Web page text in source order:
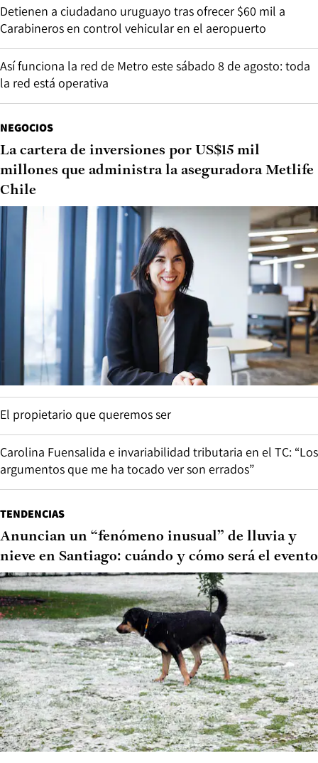
Detienen a ciudadano uruguayo tras ofrecer $60 mil a
Carabineros en control vehicular en el aeropuerto
Así funciona la red de Metro este sábado 8 de agosto: toda
la red está operativa
NEGOCIOS
La cartera de inversiones por US$15 mil
millones que administra la aseguradora Metlife
Chile
El propietario que queremos ser
Carolina Fuensalida e invariabilidad tributaria en el TC: “Los
argumentos que me ha tocado ver son errados”
TENDENCIAS
Anuncian un “fenómeno inusual” de lluvia y
nieve en Santiago: cuándo y cómo será el evento